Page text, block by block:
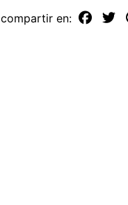
compartir en: